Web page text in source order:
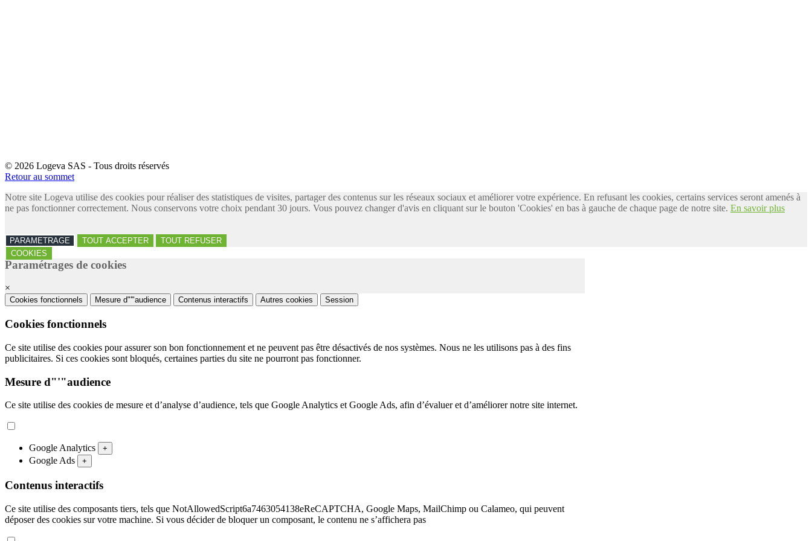
© 2026 Logeva SAS - Tous droits réservés
Retour au sommet
Notre site Logeva utilise des cookies pour réaliser des statistiques de visites, partager des contenus sur les réseaux sociaux et améliorer votre expérience. En refusant les cookies, certains services seront amenés à
ne pas fonctionner correctement. Nous conservons votre choix pendant 30 jours. Vous pouvez changer d'avis en cliquant sur le bouton 'Cookies' en bas à gauche de chaque page de notre site. En savoir plus
PARAMETRAGE TOUT ACCEPTER
TOUT REFUSER
COOKIES
Paramétrages de cookies
×
Cookies fonctionnels Mesure d"'"audience Contenus interactifs Autres cookies Session
Cookies fonctionnels
Ce site utilise des cookies pour assurer son bon fonctionnement et ne peuvent pas être désactivés de nos systèmes. Nous ne les utilisons pas à des fins
publicitaires. Si ces cookies sont bloqués, certaines parties du site ne pourront pas fonctionner.
Mesure d"'"audience
Ce site utilise des cookies de mesure et d’analyse d’audience, tels que Google Analytics et Google Ads, afin d’évaluer et d’améliorer notre site internet.
Google Analytics +
Google Ads +
Contenus interactifs
Ce site utilise des composants tiers, tels que NotAllowedScript6a7463054138eReCAPTCHA, Google Maps, MailChimp ou Calameo, qui peuvent
déposer des cookies sur votre machine. Si vous décider de bloquer un composant, le contenu ne s’affichera pas